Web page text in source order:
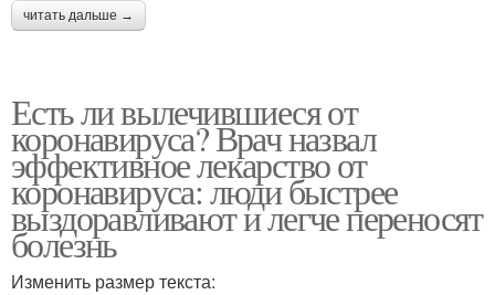
читать дальше →
Есть ли вылечившиеся от
коронавируса? Врач назвал
эффективное лекарство от
коронавируса: люди быстрее
выздоравливают и легче переносят
болезнь
Изменить размер текста: